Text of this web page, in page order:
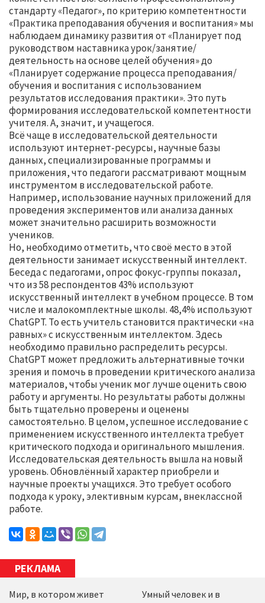
стандарту «Педагог», по критерию компетентности
«Практика преподавания обучения и воспитания» мы
наблюдаем динамику развития от «Планирует под
руководством наставника урок/занятие/
деятельность на основе целей обучения» до
«Планирует содержание процесса преподавания/
обучения и воспитания с использованием
результатов исследования практики». Это путь
формирования исследовательской компетентности
учителя. А, значит, и учащегося.
Всё чаще в исследовательской деятельности
используют интернет-ресурсы, научные базы
данных, специализированные программы и
приложения, что педагоги рассматривают мощным
инструментом в исследовательской работе.
Например, использование научных приложений для
проведения экспериментов или анализа данных
может значительно расширить возможности
учеников.
Но, необходимо отметить, что своё место в этой
деятельности занимает искусственный интеллект.
Беседа с педагогами, опрос фокус-группы показал,
что из 58 респондентов 43% используют
искусственный интеллект в учебном процессе. В том
числе и малокомплектные школы. 48,4% используют
ChatGPT. То есть учитель становится практически «на
равных» с искусственным интеллектом. Здесь
необходимо правильно распределить ресурсы.
ChatGPT может предложить альтернативные точки
зрения и помочь в проведении критического анализа
материалов, чтобы ученик мог лучше оценить свою
работу и аргументы. Но результаты работы должны
быть тщательно проверены и оценены
самостоятельно. В целом, успешное исследование с
применением искусственного интеллекта требует
критического подхода и оригинального мышления.
Исследовательская деятельность вышла на новый
уровень. Обновлённый характер приобрели и
научные проекты учащихся. Это требует особого
подхода к уроку, элективным курсам, внеклассной
работе.
РЕКЛАМА
Мир, в котором живет
Умный человек и в